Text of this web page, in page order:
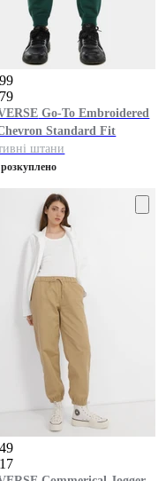
Go-To Embroidered
Standard Fit
штани